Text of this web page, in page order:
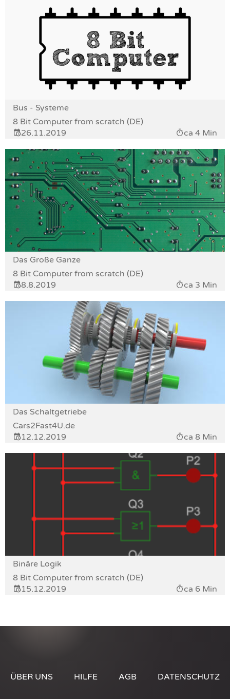
Bus - Systeme
8 Bit Computer from scratch (DE)
26.11.2019
ca 4 Min
Das Große Ganze
8 Bit Computer from scratch (DE)
8.8.2019
ca 3 Min
Das Schaltgetriebe
Cars2Fast4U.de
12.12.2019
ca 8 Min
Binäre Logik
8 Bit Computer from scratch (DE)
15.12.2019
ca 6 Min
ÜBER UNS HILFE AGB DATENSCHUTZ